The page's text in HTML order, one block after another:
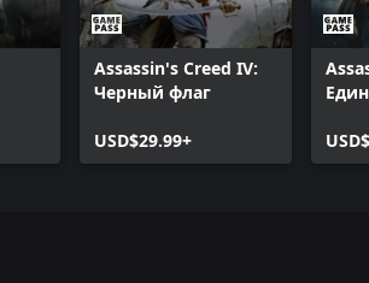
Assassin's Creed IV:
Черный флаг
USD$29.99+